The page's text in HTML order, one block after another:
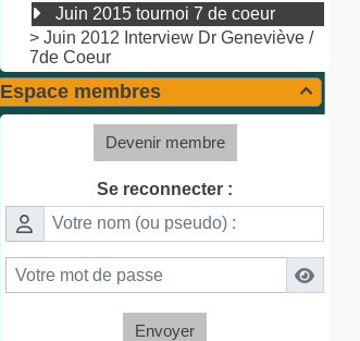
Juin 2015 tournoi 7 de coeur
> Juin 2012 Interview Dr Geneviève /
7de Coeur

Espace membres
Devenir membre
Se reconnecter :
Envoyer